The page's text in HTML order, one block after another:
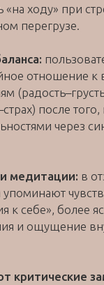
«на ходу» при
перегрузе.
отношение к
после того,
через
медитации: в
к себе», более
и ощущение
критические